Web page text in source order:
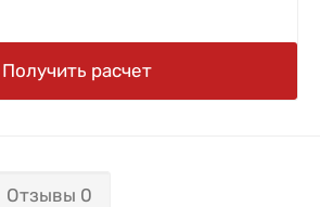
Получить расчет
Отзывы 0